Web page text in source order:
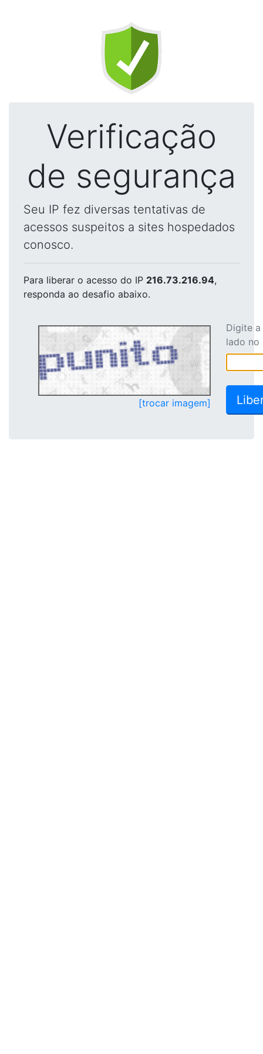
Verificação
de segurança
Seu IP fez diversas tentativas de
acessos suspeitos a sites hospedados
conosco.
Para liberar o acesso do IP 216.73.216.94,
responda ao desafio abaixo.
[trocar imagem]
Digite
lado no